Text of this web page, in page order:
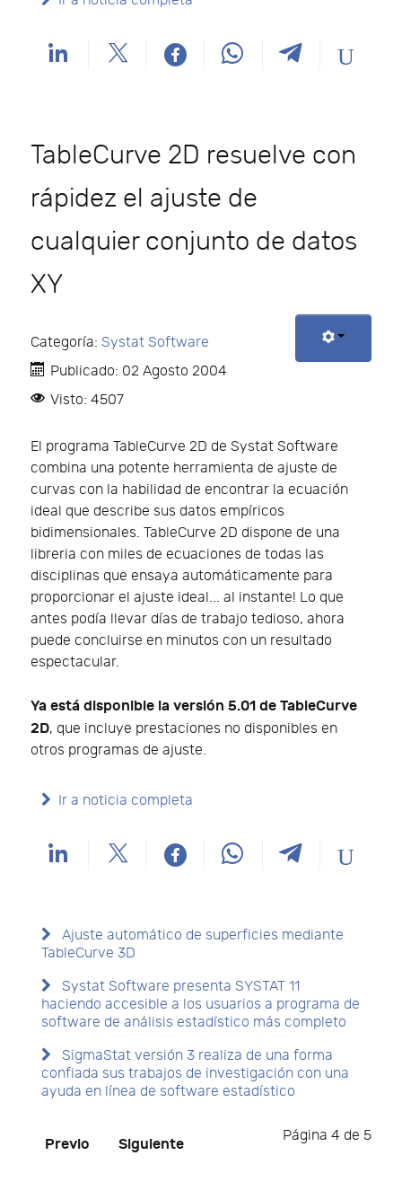
TableCurve 2D resuelve con
rápidez el ajuste de
cualquier conjunto de datos
XY
Categoría: Systat Software
Publicado: 02 Agosto 2004
Visto: 4507
El programa TableCurve 2D de Systat Software
combina una potente herramienta de ajuste de
curvas con la habilidad de encontrar la ecuación
ideal que describe sus datos empíricos
bidimensionales. TableCurve 2D dispone de una
libreria con miles de ecuaciones de todas las
disciplinas que ensaya automáticamente para
proporcionar el ajuste ideal... al instante! Lo que
antes podía llevar días de trabajo tedioso, ahora
puede concluirse en minutos con un resultado
espectacular.
Ya está disponible la versión 5.01 de TableCurve
2D, que incluye prestaciones no disponibles en
otros programas de ajuste.
Ir a noticia completa
Ajuste automático de superficies mediante
TableCurve 3D
Systat Software presenta SYSTAT 11
haciendo accesible a los usuarios a programa de
software de análisis estadístico más completo
SigmaStat versión 3 realiza de una forma
confiada sus trabajos de investigación con una
ayuda en línea de software estadístico
Página 4 de 5
Previo Siguiente